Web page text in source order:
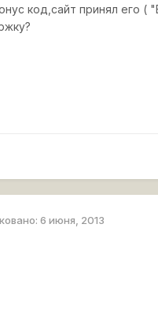
код,сайт принял его (
6 июня, 2013